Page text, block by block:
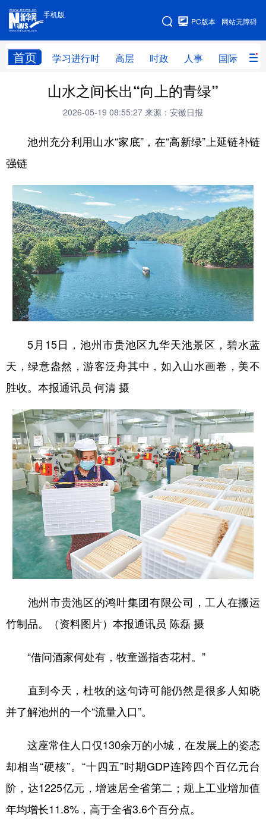
手机版
网站无障碍
PC版本
首页 学习进行时 高层 时政 人事 国际 财
手机版
网站地图
学习进行时 高层 时政
财经 网评
台湾 思客智库 全球连线 教育
文化 健康 军事
访谈 视频 图片 政务
法律 中央文件 金融 汽车
食品 人居 信息化 数字经济
学术中国 乡村振兴 银龄 溯源中国
城市 旅游 能源 会展
彩票 娱乐 时尚 悦读
公益 一带一路 亚太网 上市公司
文化产业
地方频道
北京 天津 河北 山西
辽宁 吉林 上海 江苏
浙江 安徽 福建 江西
山东 河南 湖北 湖南
广东 广西 海南 重庆
陕西 甘肃 青海 宁夏
多语种频道
English Español
山水之间长出“向上的青绿”
2026-05-19 08:55:27 来源：安徽日报
池州充分利用山水“家底”，在“高新绿”上延链补链
强链
5月15日，池州市贵池区九华天池景区，碧水蓝
天，绿意盎然，游客泛舟其中，如入山水画卷，美不
胜收。本报通讯员 何清 摄
池州市贵池区的鸿叶集团有限公司，工人在搬运
竹制品。（资料图片）本报通讯员 陈磊 摄
“借问酒家何处有，牧童遥指杏花村。”
直到今天，杜牧的这句诗可能仍然是很多人知晓
并了解池州的一个“流量入口”。
这座常住人口仅130余万的小城，在发展上的姿态
却相当“硬核”。“十四五”时期GDP连跨四个百亿元台
阶，达1225亿元，增速居全省第二；规上工业增加值
年均增长11.8%，高于全省3.6个百分点。